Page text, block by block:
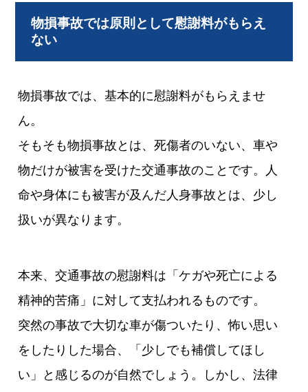
物損事故では原則として慰謝料がもらえ
ない
物損事故では、基本的に慰謝料がもらえませ
ん。
そもそも物損事故とは、死傷者のいない、車や
物だけが被害を受けた交通事故のことです。人
命や身体にも被害が及んだ人身事故とは、少し
扱いが異なります。
本来、交通事故の慰謝料は「ケガや死亡による
精神的苦痛」に対して支払われるものです。
突然の事故で大切な車が傷ついたり、怖い思い
をしたりした場合、「少しでも補償してほし
い」と感じるのが自然でしょう。しかし、法律